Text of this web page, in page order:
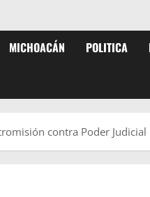
MICHOACÁN POLITICA
contra Poder Judicial